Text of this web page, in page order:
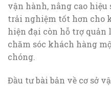
vận hành, nâng cao
trải nghiệm tốt hơn cho
hiện đại còn hỗ trợ
chăm sóc khách hàng
chóng.
Đầu tư bài bản về cơ sở